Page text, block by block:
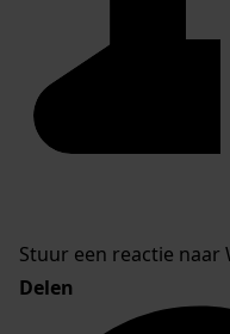
Stuur een reactie naar
Delen